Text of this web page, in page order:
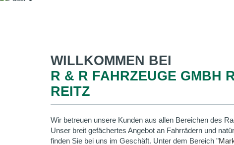
WILLKOMMEN BEI
R & R FAHRZEUGE GMBH
REITZ
Wir betreuen unsere Kunden aus allen Bereichen des
Unser breit gefächertes Angebot an Fahrrädern und
finden Sie bei uns im Geschäft. Unter dem Bereich "